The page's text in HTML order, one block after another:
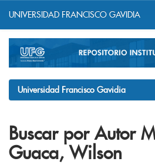
navigation
UNIVERSIDAD FRANCISCO GAVIDIA
Universidad Francisco Gavidia
Buscar por Autor
Guaca, Wilson